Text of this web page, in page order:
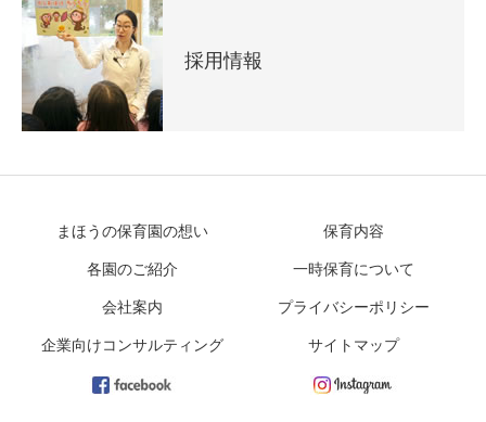
採用情報
まほうの保育園の想い 保育内容
各園のご紹介 一時保育について
会社案内 プライバシーポリシー
企業向けコンサルティング サイトマップ